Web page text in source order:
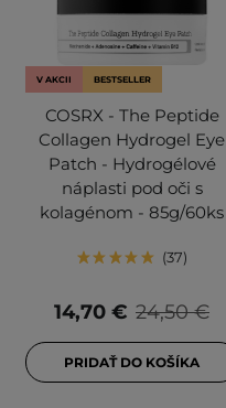
V AKCII BESTSELLER
COSRX - The Peptide
Collagen Hydrogel Eye
Patch - Hydrogélové
náplasti pod oči s
kolagénom - 85g/60ks
37
24,50 €
14,70 €
PRIDAŤ DO KOŠÍKA